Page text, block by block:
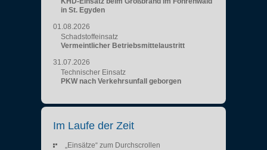
in St. Egyden
01.08.2026
Schadstoffeinsatz
Vermeintlicher Betriebsmittelaustritt
31.07.2026
Technischer Einsatz
PKW nach Verkehrsunfall geborgen
Im Laufe der Zeit
„Einsätze“ zum Durchscrollen